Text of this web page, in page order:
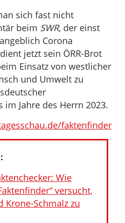
sich fast nicht
beim SWR, der einst
Corona
jetzt sein ÖRR-Brot
Einsatz von westlicher
und Umwelt zu
Jahre des Herrn 2023.
faktenfinder
Wie
versucht,
Krone-Schmalz zu